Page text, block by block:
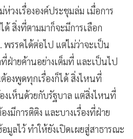
วงเรื่ององค์ประชุมล่ม เมื่อการ
สิ่งที่ตามมาก็จะมีการเลือก
รรคได้ต่อไป แต่ไม่ว่าจะเป็น
ฝ่ายค้านอย่างเต็มที่ และเป็นไป
ต้องพูดทุกเรื่องก็ได้ สิ่งไหนที่
งเห็นด้วยกับรัฐบาล แต่สิ่งไหนที่
มีการติติง และบางเรื่องที่ฝ่าย
มูลไว้ ทำให้ยังเปิดเผยสู่สาธารณะ